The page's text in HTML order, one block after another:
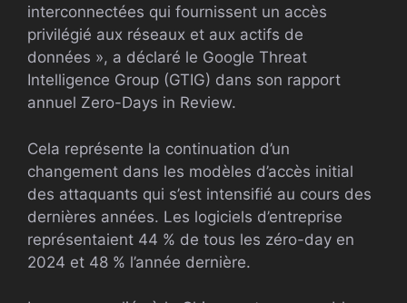
interconnectées qui fournissent un accès
privilégié aux réseaux et aux actifs de
données », a déclaré le Google Threat
Intelligence Group (GTIG) dans son rapport
annuel Zero-Days in Review.
Cela représente la continuation d’un
changement dans les modèles d’accès initial
des attaquants qui s’est intensifié au cours des
dernières années. Les logiciels d’entreprise
représentaient 44 % de tous les zéro-day en
2024 et 48 % l’année dernière.